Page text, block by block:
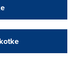
ki boste v AMZS
prejeli
v višini